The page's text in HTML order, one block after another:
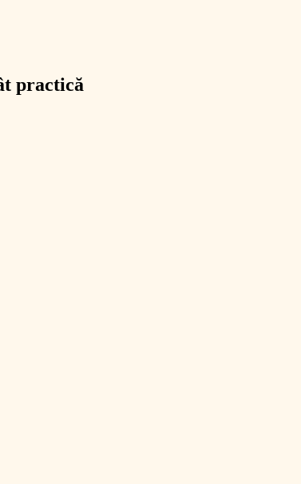
practică